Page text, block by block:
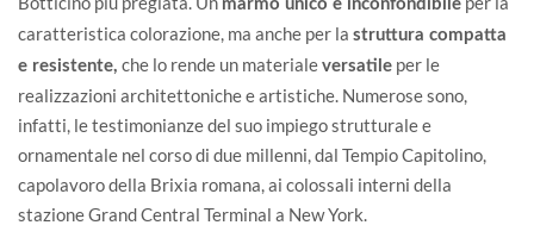
marmo unico e inconfondibile
caratteristica colorazione, ma anche per la struttura compatta
e resistente, che lo rende un materiale versatile per le
realizzazioni architettoniche e artistiche. Numerose sono,
infatti, le testimonianze del suo impiego strutturale e
ornamentale nel corso di due millenni, dal Tempio Capitolino,
capolavoro della Brixia romana, ai colossali interni della
stazione Grand Central Terminal a New York.